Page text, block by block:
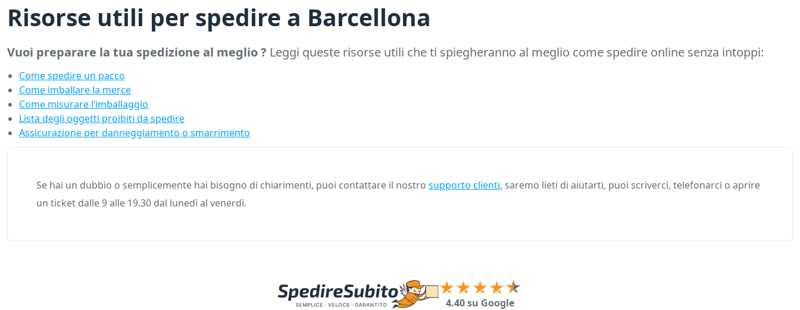
Risorse utili per spedire a Barcellona
Vuoi preparare la tua spedizione al meglio ? Leggi queste risorse utili che ti spiegheranno al meglio come spedire online senza intoppi:
Come spedire un pacco
Come imballare la merce
Come misurare l’imballaggio
Lista degli oggetti proibiti da spedire
Assicurazione per danneggiamento o smarrimento
Se hai un dubbio o semplicemente hai bisogno di chiarimenti, puoi contattare il nostro supporto clienti, saremo lieti di aiutarti, puoi scriverci, telefonarci o aprire
un ticket dalle 9 alle 19.30 dal lunedì al venerdì.
4.40 su Google